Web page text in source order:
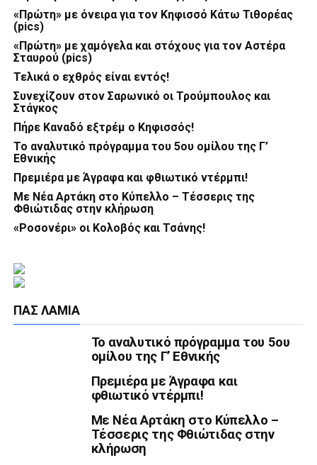
«Πρώτη» με όνειρα για τον Κηφισσό Κάτω Τιθορέας
(pics)
«Πρώτη» με χαμόγελα και στόχους για τον Αστέρα
Σταυρού (pics)
Τελικά ο εχθρός είναι εντός!
Συνεχίζουν στον Σαρωνικό οι Τρούμπουλος και
Στάγκος
Πήρε Καναδό εξτρέμ ο Κηφισσός!
Το αναλυτικό πρόγραμμα του 5ου ομίλου της Γ’
Εθνικής
Πρεμιέρα με Άγραφα και φθιωτικό ντέρμπι!
Με Νέα Αρτάκη στο Κύπελλο – Τέσσερις της
Φθιώτιδας στην κλήρωση
«Ροσονέρι» οι Κολοβός και Τσάνης!
ΠΑΣ ΛΑΜΊΑ
Το αναλυτικό πρόγραμμα του 5ου
ομίλου της Γ’ Εθνικής
Πρεμιέρα με Άγραφα και
φθιωτικό ντέρμπι!
Με Νέα Αρτάκη στο Κύπελλο –
Τέσσερις της Φθιώτιδας στην
κλήρωση